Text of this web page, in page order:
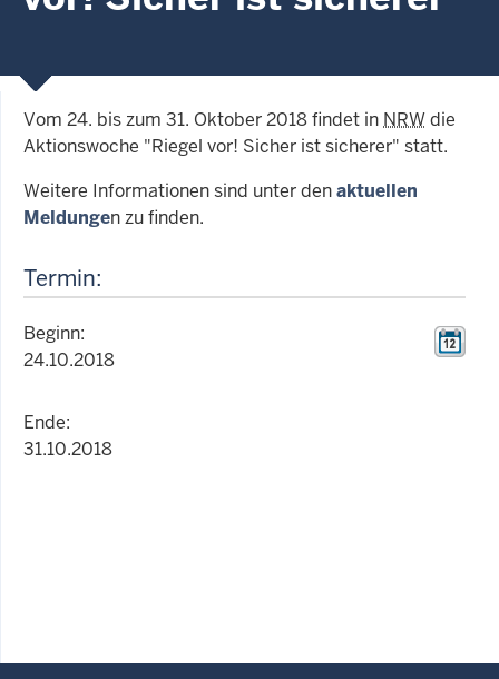
Vom 24. bis zum 31. Oktober 2018 findet in NRWdie
Aktionswoche "Riegel vor! Sicher ist sicherer" statt.
Weitere Informationen sind unter denaktuellen
Meldungen zu finden.
Termin:
Beginn:
24.10.2018
Ende:
31.10.2018